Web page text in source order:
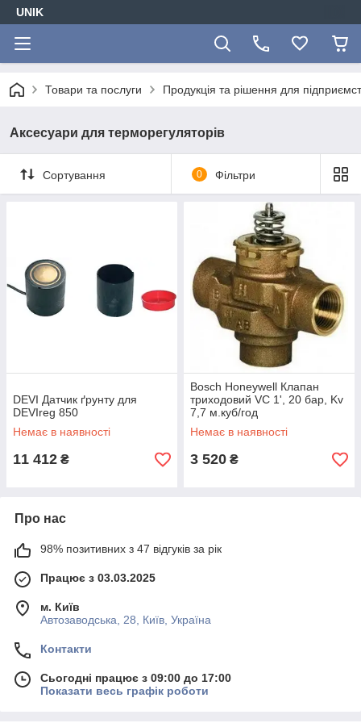
UNIK
Товари та послуги Продукція та рішення для
Аксесуари для терморегуляторів
Сортування 0 Фільтри
DEVI Датчик ґрунту для
DEVIreg 850
Немає в наявності
11 412 ₴
Bosch Honeywell Клапан
триходовий VC 1', 20 бар, Kv
7,7 м.куб/год
Немає в наявності
3 520 ₴
Про нас
98% позитивних з 47 відгуків за рік
Працює з 03.03.2025
м. Київ
Автозаводська, 28, Київ, Україна
Контакти
Сьогодні працює з 09:00 до 17:00
Показати весь графік роботи